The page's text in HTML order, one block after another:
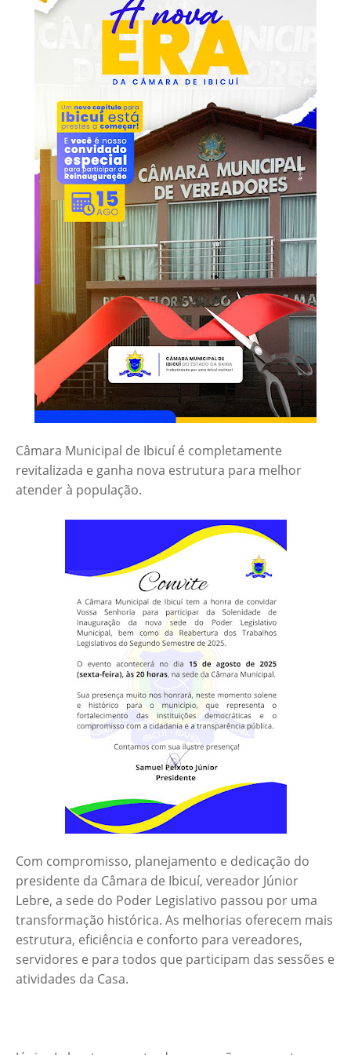
Câmara Municipal de Ibicuí é completamente
revitalizada e ganha nova estrutura para melhor
atender à população.
Com compromisso, planejamento e dedicação do
presidente da Câmara de Ibicuí, vereador Júnior
Lebre, a sede do Poder Legislativo passou por uma
transformação histórica. As melhorias oferecem mais
estrutura, eficiência e conforto para vereadores,
servidores e para todos que participam das sessões e
atividades da Casa.